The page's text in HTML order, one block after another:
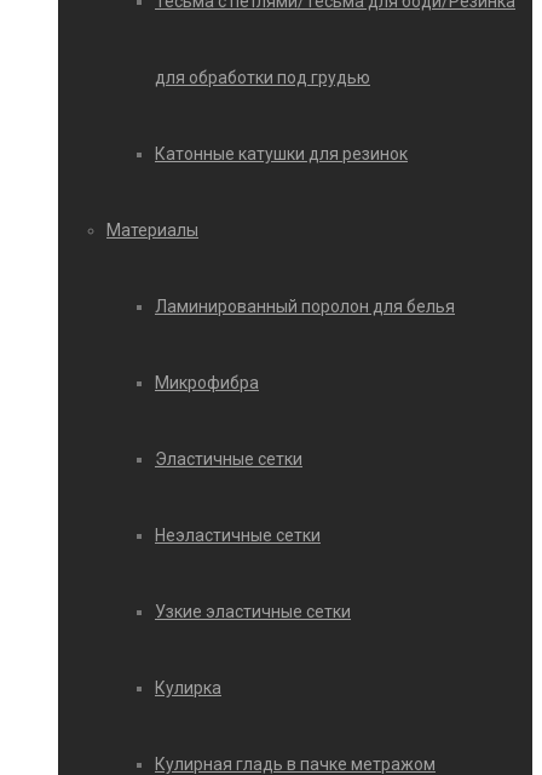
для обработки под грудью
Катонные катушки для резинок
Материалы
Ламинированный поролон для белья
Микрофибра
Эластичные сетки
Неэластичные сетки
Узкие эластичные сетки
Кулирка
Кулирная гладь в пачке метражом